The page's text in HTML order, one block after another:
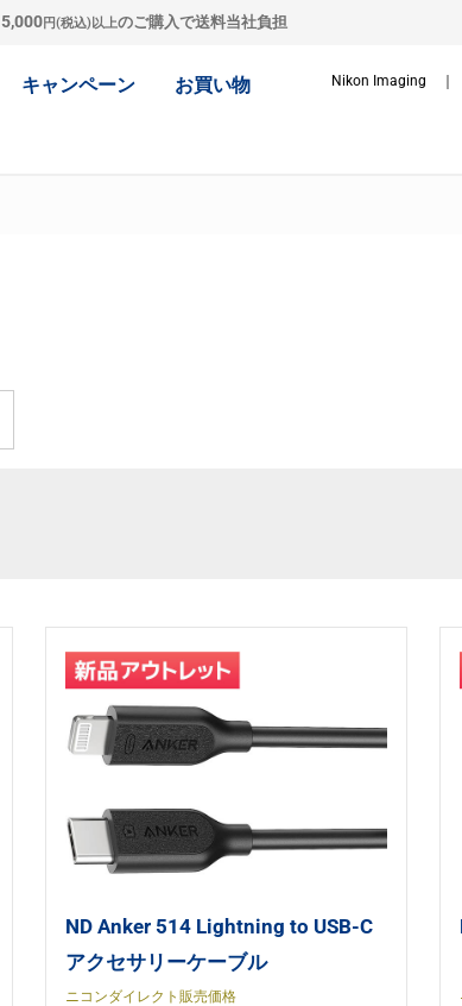
5,000円(税込)以上のご購入で送料当社負担
キャンペーン お買い物 Nikon Imaging
ND Anker 514 Lightning to USB-C
アクセサリーケーブル
ニコンダイレクト販売価格